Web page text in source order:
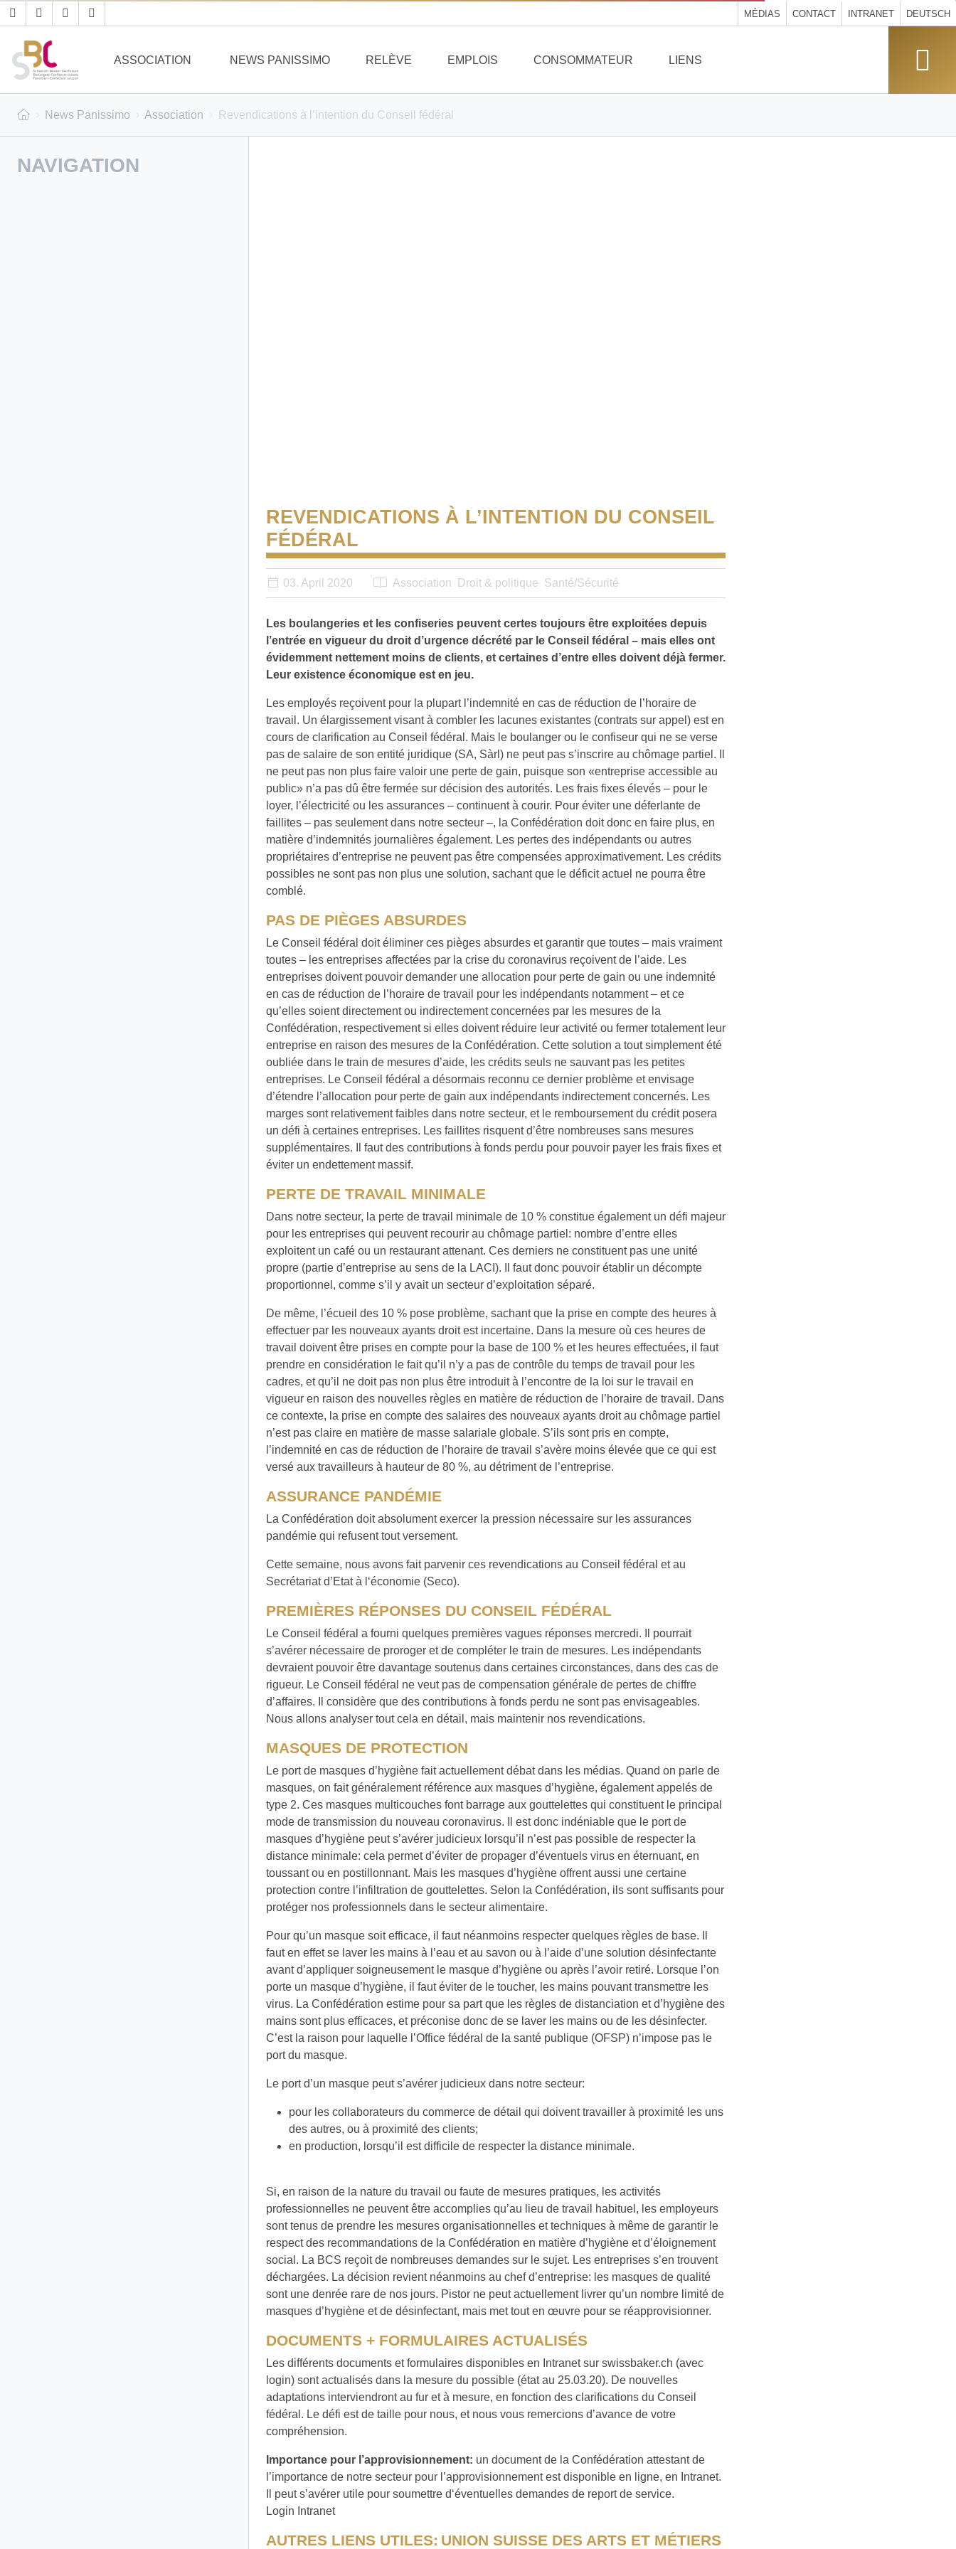
MÉDIAS CONTACT INTRANET DEUTSCH
ASSOCIATION NEWS PANISSIMO RELÈVE EMPLOIS CONSOMMATEUR LIENS
News Panissimo Association Revendications à l’intention du Conseil fédéral
NAVIGATION
REVENDICATIONS À L’INTENTION DU CONSEIL
FÉDÉRAL
03. April 2020 Association Droit & politique Santé/Sécurité
Les boulangeries et les confiseries peuvent certes toujours être exploitées depuis
l’entrée en vigueur du droit d’urgence décrété par le Conseil fédéral – mais elles ont
évidemment nettement moins de clients, et certaines d’entre elles doivent déjà fermer.
Leur existence économique est en jeu.
Les employés reçoivent pour la plupart l’indemnité en cas de réduction de l’horaire de
travail. Un élargissement visant à combler les lacunes existantes (contrats sur appel) est en
cours de clarification au Conseil fédéral. Mais le boulanger ou le confiseur qui ne se verse
pas de salaire de son entité juridique (SA, Sàrl) ne peut pas s’inscrire au chômage partiel. Il
ne peut pas non plus faire valoir une perte de gain, puisque son «entreprise accessible au
public» n’a pas dû être fermée sur décision des autorités. Les frais fixes élevés – pour le
loyer, l’électricité ou les assurances – continuent à courir. Pour éviter une déferlante de
faillites – pas seulement dans notre secteur –, la Confédération doit donc en faire plus, en
matière d’indemnités journalières également. Les pertes des indépendants ou autres
propriétaires d’entreprise ne peuvent pas être compensées approximativement. Les crédits
possibles ne sont pas non plus une solution, sachant que le déficit actuel ne pourra être
comblé.
PAS DE PIÈGES ABSURDES
Le Conseil fédéral doit éliminer ces pièges absurdes et garantir que toutes – mais vraiment
toutes – les entreprises affectées par la crise du coronavirus reçoivent de l’aide. Les
entreprises doivent pouvoir demander une allocation pour perte de gain ou une indemnité
en cas de réduction de l’horaire de travail pour les indépendants notamment – et ce
qu’elles soient directement ou indirectement concernées par les mesures de la
Confédération, respectivement si elles doivent réduire leur activité ou fermer totalement leur
entreprise en raison des mesures de la Confédération. Cette solution a tout simplement été
oubliée dans le train de mesures d’aide, les crédits seuls ne sauvant pas les petites
entreprises. Le Conseil fédéral a désormais reconnu ce dernier problème et envisage
d’étendre l’allocation pour perte de gain aux indépendants indirectement concernés. Les
marges sont relativement faibles dans notre secteur, et le remboursement du crédit posera
un défi à certaines entreprises. Les faillites risquent d’être nombreuses sans mesures
supplémentaires. Il faut des contributions à fonds perdu pour pouvoir payer les frais fixes et
éviter un endettement massif.
PERTE DE TRAVAIL MINIMALE
Dans notre secteur, la perte de travail minimale de 10 % constitue également un défi majeur
pour les entreprises qui peuvent recourir au chômage partiel: nombre d’entre elles
exploitent un café ou un restaurant attenant. Ces derniers ne constituent pas une unité
propre (partie d’entreprise au sens de la LACI). Il faut donc pouvoir établir un décompte
proportionnel, comme s’il y avait un secteur d’exploitation séparé.
De même, l’écueil des 10 % pose problème, sachant que la prise en compte des heures à
effectuer par les nouveaux ayants droit est incertaine. Dans la mesure où ces heures de
travail doivent être prises en compte pour la base de 100 % et les heures effectuées, il faut
prendre en considération le fait qu’il n’y a pas de contrôle du temps de travail pour les
cadres, et qu’il ne doit pas non plus être introduit à l’encontre de la loi sur le travail en
vigueur en raison des nouvelles règles en matière de réduction de l’horaire de travail. Dans
ce contexte, la prise en compte des salaires des nouveaux ayants droit au chômage partiel
n’est pas claire en matière de masse salariale globale. S’ils sont pris en compte,
l’indemnité en cas de réduction de l’horaire de travail s’avère moins élevée que ce qui est
versé aux travailleurs à hauteur de 80 %, au détriment de l’entreprise.
ASSURANCE PANDÉMIE
La Confédération doit absolument exercer la pression nécessaire sur les assurances
pandémie qui refusent tout versement.
Cette semaine, nous avons fait parvenir ces revendications au Conseil fédéral et au
Secrétariat d’Etat à l‘économie (Seco).
PREMIÈRES RÉPONSES DU CONSEIL FÉDÉRAL
Le Conseil fédéral a fourni quelques premières vagues réponses mercredi. Il pourrait
s’avérer nécessaire de proroger et de compléter le train de mesures. Les indépendants
devraient pouvoir être davantage soutenus dans certaines circonstances, dans des cas de
rigueur. Le Conseil fédéral ne veut pas de compensation générale de pertes de chiffre
d’affaires. Il considère que des contributions à fonds perdu ne sont pas envisageables.
Nous allons analyser tout cela en détail, mais maintenir nos revendications.
MASQUES DE PROTECTION
Le port de masques d’hygiène fait actuellement débat dans les médias. Quand on parle de
masques, on fait généralement référence aux masques d’hygiène, également appelés de
type 2. Ces masques multicouches font barrage aux gouttelettes qui constituent le principal
mode de transmission du nouveau coronavirus. Il est donc indéniable que le port de
masques d’hygiène peut s’avérer judicieux lorsqu’il n’est pas possible de respecter la
distance minimale: cela permet d’éviter de propager d’éventuels virus en éternuant, en
toussant ou en postillonnant. Mais les masques d’hygiène offrent aussi une certaine
protection contre l’infiltration de gouttelettes. Selon la Confédération, ils sont suffisants pour
protéger nos professionnels dans le secteur alimentaire.
Pour qu’un masque soit efficace, il faut néanmoins respecter quelques règles de base. Il
faut en effet se laver les mains à l’eau et au savon ou à l’aide d’une solution désinfectante
avant d’appliquer soigneusement le masque d’hygiène ou après l’avoir retiré. Lorsque l’on
porte un masque d’hygiène, il faut éviter de le toucher, les mains pouvant transmettre les
virus. La Confédération estime pour sa part que les règles de distanciation et d’hygiène des
mains sont plus efficaces, et préconise donc de se laver les mains ou de les désinfecter.
C’est la raison pour laquelle l’Office fédéral de la santé publique (OFSP) n’impose pas le
port du masque.
Le port d’un masque peut s’avérer judicieux dans notre secteur:
pour les collaborateurs du commerce de détail qui doivent travailler à proximité les uns
des autres, ou à proximité des clients;
en production, lorsqu’il est difficile de respecter la distance minimale.
Si, en raison de la nature du travail ou faute de mesures pratiques, les activités
professionnelles ne peuvent être accomplies qu’au lieu de travail habituel, les employeurs
sont tenus de prendre les mesures organisationnelles et techniques à même de garantir le
respect des recommandations de la Confédération en matière d’hygiène et d’éloignement
social. La BCS reçoit de nombreuses demandes sur le sujet. Les entreprises s’en trouvent
déchargées. La décision revient néanmoins au chef d’entreprise: les masques de qualité
sont une denrée rare de nos jours. Pistor ne peut actuellement livrer qu’un nombre limité de
masques d’hygiène et de désinfectant, mais met tout en œuvre pour se réapprovisionner.
DOCUMENTS + FORMULAIRES ACTUALISÉS
Les différents documents et formulaires disponibles en Intranet sur swissbaker.ch (avec
login) sont actualisés dans la mesure du possible (état au 25.03.20). De nouvelles
adaptations interviendront au fur et à mesure, en fonction des clarifications du Conseil
fédéral. Le défi est de taille pour nous, et nous vous remercions d’avance de votre
compréhension.
Importance pour l’approvisionnement: un document de la Confédération attestant de
l’importance de notre secteur pour l’approvisionnement est disponible en ligne, en Intranet.
Il peut s’avérer utile pour soumettre d‘éventuelles demandes de report de service.
Login Intranet
AUTRES LIENS UTILES: UNION SUISSE DES ARTS ET MÉTIERS